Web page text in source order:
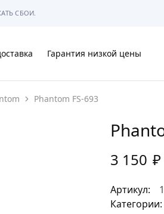
СБОИ.
Гарантия низкой цены
Phantom FS-693
3 150 ₽
Артикул:
Категории: